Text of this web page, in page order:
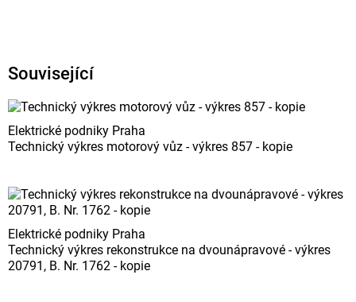
Související
Elektrické podniky Praha
Technický výkres motorový vůz - výkres 857 - kopie
Elektrické podniky Praha
Technický výkres rekonstrukce na dvounápravové - výkres
20791, B. Nr. 1762 - kopie